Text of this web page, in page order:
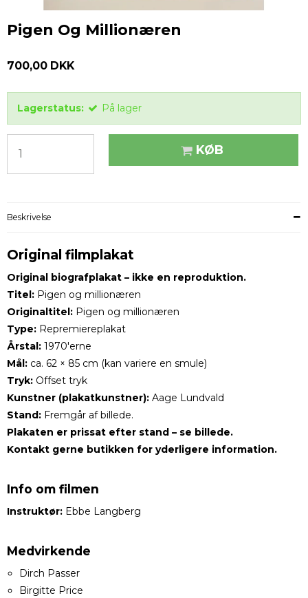
Pigen Og Millionæren
700,00 DKK
Lagerstatus: På lager
KØB
Beskrivelse
Original filmplakat
Original biografplakat – ikke en reproduktion.
Titel: Pigen og millionæren
Originaltitel: Pigen og millionæren
Type: Repremiereplakat
Årstal: 1970'erne
Mål: ca. 62 × 85 cm (kan variere en smule)
Tryk: Offset tryk
Kunstner (plakatkunstner): Aage Lundvald
Stand: Fremgår af billede.
Plakaten er prissat efter stand – se billede.
Kontakt gerne butikken for yderligere information.
Info om filmen
Instruktør: Ebbe Langberg
Medvirkende
Dirch Passer
Birgitte Price